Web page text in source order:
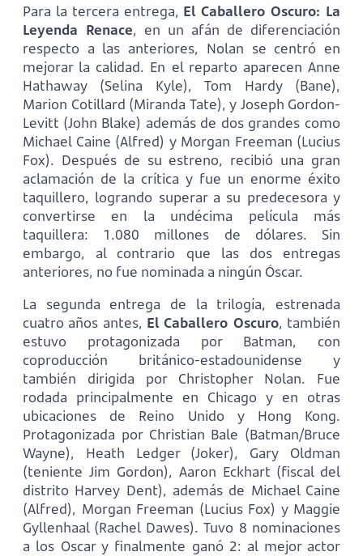
Para la tercera entrega, El Caballero Oscuro: La
Leyenda Renace, en un afán de diferenciación
respecto a las anteriores, Nolan se centró en
mejorar la calidad. En el reparto aparecen Anne
Hathaway (Selina Kyle), Tom Hardy (Bane),
Marion Cotillard (Miranda Tate), y Joseph Gordon-
Levitt (John Blake) además de dos grandes como
Michael Caine (Alfred) y Morgan Freeman (Lucius
Fox). Después de su estreno, recibió una gran
aclamación de la crítica y fue un enorme éxito
taquillero, logrando superar a su predecesora y
convertirse en la undécima película más
taquillera: 1.080 millones de dólares. Sin
embargo, al contrario que las dos entregas
anteriores, no fue nominada a ningún Óscar.
La segunda entrega de la trilogía, estrenada
cuatro años antes, El Caballero Oscuro, también
estuvo protagonizada por Batman, con
coproducción británico-estadounidense y
también dirigida por Christopher Nolan. Fue
rodada principalmente en Chicago y en otras
ubicaciones de Reino Unido y Hong Kong.
Protagonizada por Christian Bale (Batman/Bruce
Wayne), Heath Ledger (Joker), Gary Oldman
(teniente Jim Gordon), Aaron Eckhart (fiscal del
distrito Harvey Dent), además de Michael Caine
(Alfred), Morgan Freeman (Lucius Fox) y Maggie
Gyllenhaal (Rachel Dawes). Tuvo 8 nominaciones
a los Oscar y finalmente ganó 2: al mejor actor